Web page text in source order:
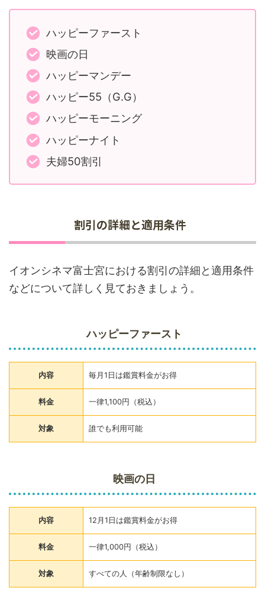
ハッピーファースト
映画の日
ハッピーマンデー
ハッピー55（G.G）
ハッピーモーニング
ハッピーナイト
夫婦50割引
割引の詳細と適用条件
イオンシネマ富士宮における割引の詳細と適用条件
などについて詳しく見ておきましょう。
ハッピーファースト
内容 毎月1日は鑑賞料金がお得
料金 一律1,100円（税込）
対象 誰でも利用可能
映画の日
内容 12月1日は鑑賞料金がお得
料金 一律1,000円（税込）
対象 すべての人（年齢制限なし）